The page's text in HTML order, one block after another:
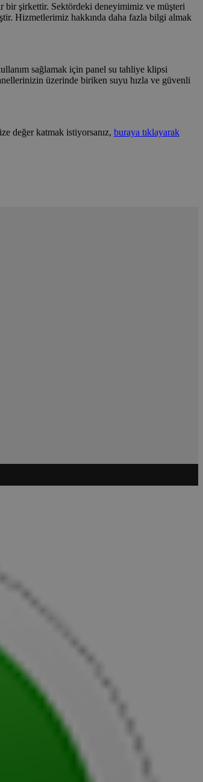
şirkettir. Sektördeki deneyimimiz ve müşteri
Hizmetlerimiz hakkında daha fazla bilgi almak
sağlamak için panel su tahliye klipsi
üzerinde biriken suyu hızla ve güvenli
değer katmak istiyorsanız, buraya tıklayarak